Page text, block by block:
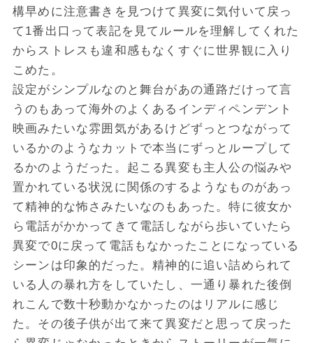
構早めに注意書きを見つけて異変に気付いて戻っ
て1番出口って表記を見てルールを理解してくれた
からストレスも違和感もなくすぐに世界観に入り
こめた。
設定がシンプルなのと舞台があの通路だけって言
うのもあって海外のよくあるインディペンデント
映画みたいな雰囲気があるけどずっとつながって
いるかのようなカットで本当にずっとループして
るかのようだった。起こる異変も主人公の悩みや
置かれている状況に関係のするようなものがあっ
て精神的な怖さみたいなのもあった。特に彼女か
ら電話がかかってきて電話しながら歩いていたら
異変で0に戻って電話もなかったことになっている
シーンは印象的だった。精神的に追い詰められて
いる人の暴れ方をしていたし、一通り暴れた後倒
れこんで数十秒動かなかったのはリアルに感じ
た。その後子供が出て来て異変だと思って戻った